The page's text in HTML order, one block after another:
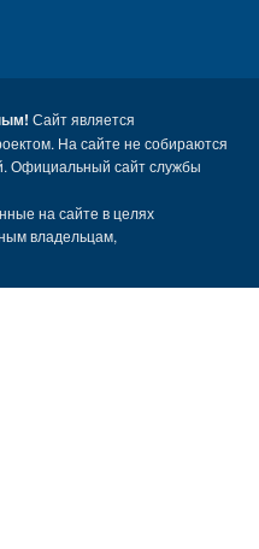
Сайт является
На сайте не собираются
Официальный сайт службы
на сайте в целях
владельцам,